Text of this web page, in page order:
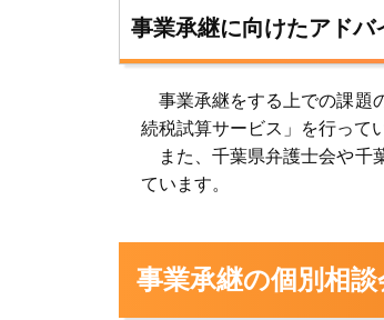
事業承継に向けたアド
事業承継をする上での課題
続税試算サービス」を行って
また、千葉県弁護士会や千
ています。
事業承継の個別相談